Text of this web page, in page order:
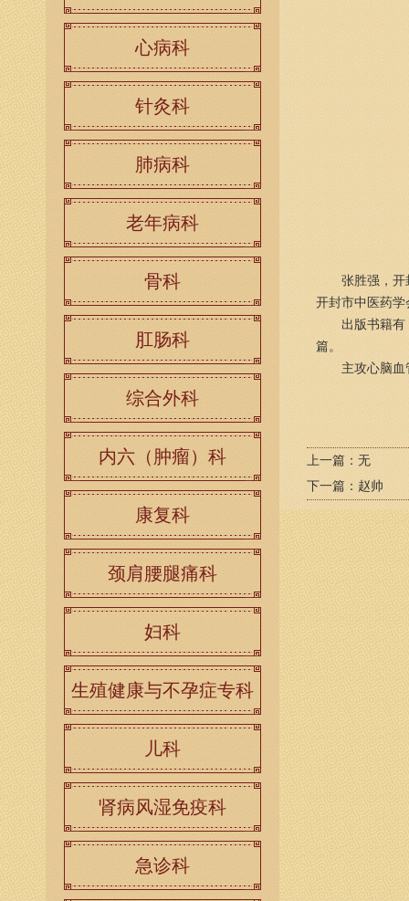
张胜强，开封
开封市中医药
出版书籍有《
篇。
主攻心脑血管
上一篇： 无
下一篇： 赵帅
心病科
针灸科
肺病科
老年病科
骨科
肛肠科
综合外科
内六（肿瘤）科
康复科
颈肩腰腿痛科
妇科
生殖健康与不孕症专科
儿科
肾病风湿免疫科
急诊科